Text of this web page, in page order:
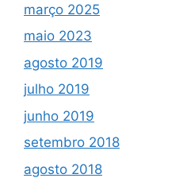
março 2025
maio 2023
agosto 2019
julho 2019
junho 2019
setembro 2018
agosto 2018